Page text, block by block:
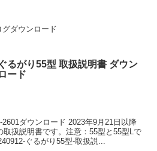
グダウンロード
ぐるがり55型 取扱説明書 ダウン
ロード
ダウンロード 2023年9月21日以降
取扱説明書です。注意：55型と55型Lで
ぐるがり55型-取扱説...